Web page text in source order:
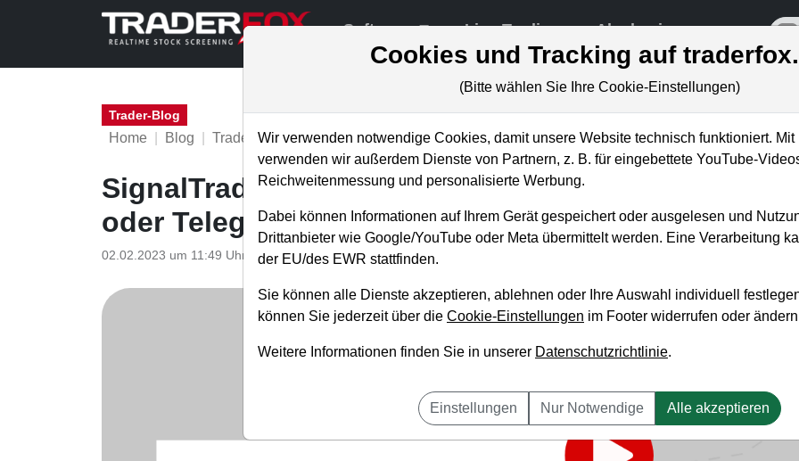
Software Live-Trading Akademie
Trader-Blog
Home Blog Trader-Blog
SignalTrader Pro - Chartsignale in Echtzeit per E-
oder Telegram
02.02.2023 um 11:49 Uhr A. Zehetner
Cookies und Tracking auf
(Bitte wählen Sie Ihre Cookie-Einstellungen)
Wir verwenden notwendige Cookies, damit unsere Website technisch funktioniert.
verwenden wir außerdem Dienste von Partnern, z. B. für eingebettete YouTube-
Reichweitenmessung und personalisierte Werbung.
Dabei können Informationen auf Ihrem Gerät gespeichert oder ausgelesen und
Drittanbieter wie Google/YouTube oder Meta übermittelt werden. Eine Verarbeitung
der EU/des EWR stattfinden.
Sie können alle Dienste akzeptieren, ablehnen oder Ihre Auswahl individuell
können Sie jederzeit über die Cookie-Einstellungen im Footer widerrufen oder
Weitere Informationen finden Sie in unserer Datenschutzrichtlinie.
Einstellungen Nur Notwendige Alle akzeptieren